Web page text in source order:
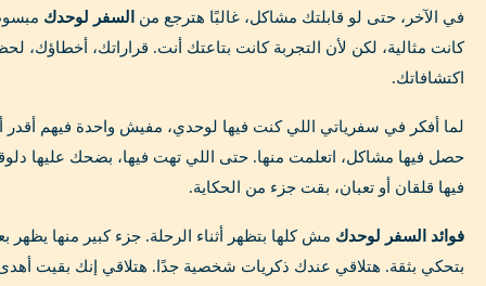
في الآخر، حتى لو قابلتك مشاكل، غالبًا هترجع من السفر لوحدك
كانت مثالية، لكن لأن التجربة كانت بتاعتك أنت. قراراتك،
اكتشافاتك.
لما أفكر في سفرياتي اللي كنت فيها لوحدي، مفيش واحدة فيهم أقدر
حصل فيها مشاكل، اتعلمت منها. حتى اللي تهت فيها، بضحك عليها
فيها قلقان أو تعبان، بقت جزء من الحكاية.
فوائد السفر لوحدك مش كلها بتظهر أثناء الرحلة. جزء كبير منها
بتحكي بثقة. هتلاقي عندك ذكريات شخصية جدًا. هتلاقي إنك بقيت